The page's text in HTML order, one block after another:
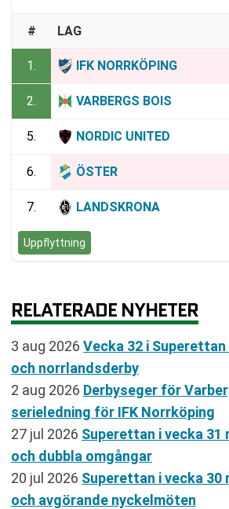
# LAG
1. IFK NORRKÖPING
2. VARBERGS BOIS
5. NORDIC UNITED
6. ÖSTER
7. LANDSKRONA
Uppflyttning
RELATERADE NYHETER
3 aug 2026 Vecka 32 i
och norrlandsderby
2 aug 2026 Derbyseger för
serieledning för IFK Norrköping
27 jul 2026 Superettan i vecka 31
och dubbla omgångar
20 jul 2026 Superettan i vecka 30
och avgörande nyckelmöten